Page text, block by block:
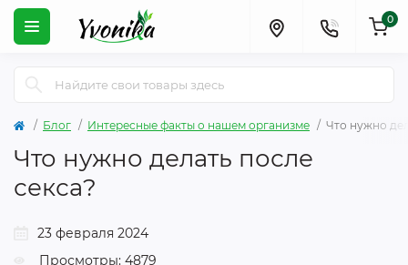
0
Блог Интересные факты о нашем организме Что нужно
Что нужно делать после
секса?
23 февраля 2024
Просмотры: 4879